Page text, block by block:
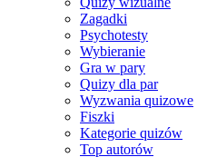
Zagadki
Psychotesty
Wybieranie
Gra w pary
Quizy dla par
Wyzwania quizowe
Fiszki
Kategorie quizów
Top autorów